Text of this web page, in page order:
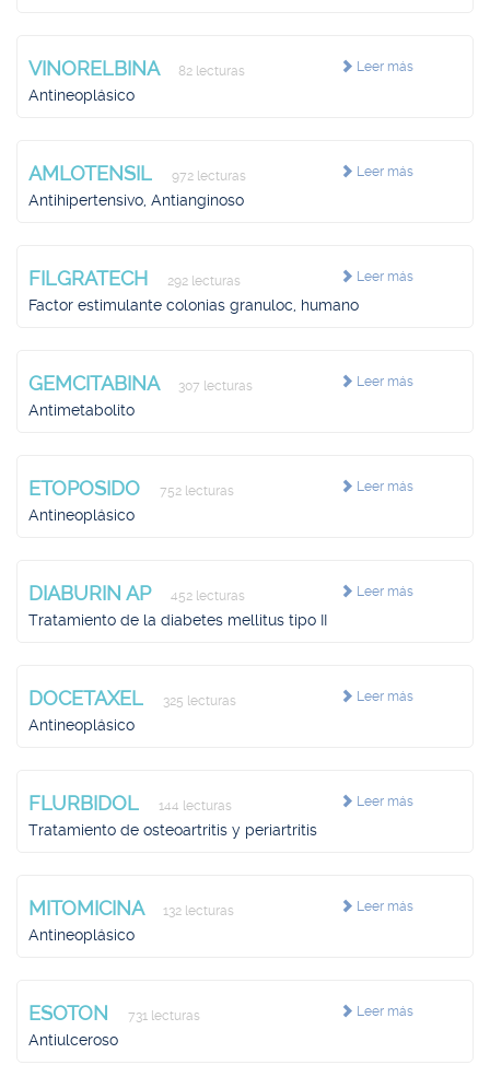
Leer más
VINORELBINA 82 lecturas
Antineoplásico
Leer más
AMLOTENSIL 972 lecturas
Antihipertensivo, Antianginoso
Leer más
FILGRATECH 292 lecturas
Factor estimulante colonias granuloc, humano
Leer más
GEMCITABINA 307 lecturas
Antimetabolito
Leer más
ETOPOSIDO 752 lecturas
Antineoplásico
Leer más
DIABURIN AP 452 lecturas
Tratamiento de la diabetes mellitus tipo II
Leer más
DOCETAXEL 325 lecturas
Antineoplásico
Leer más
FLURBIDOL 144 lecturas
Tratamiento de osteoartritis y periartritis
Leer más
MITOMICINA 132 lecturas
Antineoplásico
Leer más
ESOTON 731 lecturas
Antiulceroso